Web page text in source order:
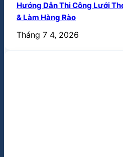
Hướng Dẫn Thi Công Lưới
& Làm Hàng Rào
Tháng 7 4, 2026